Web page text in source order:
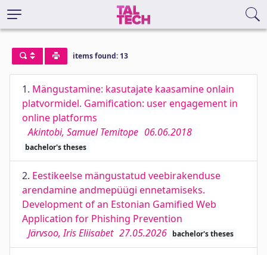
items found: 13
1. Mängustamine: kasutajate kaasamine onlain
platvormidel. Gamification: user engagement in
online platforms
Akintobi, Samuel Temitope 06.06.2018
bachelor's theses
2. Eestikeelse mängustatud veebirakenduse
arendamine andmepüügi ennetamiseks.
Development of an Estonian Gamified Web
Application for Phishing Prevention
Järvsoo, Iris Eliisabet 27.05.2026 bachelor's theses